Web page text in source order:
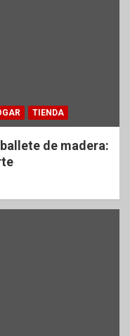
TIENDA
de madera: